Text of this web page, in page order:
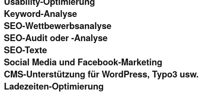
Keyword-Analyse
SEO-Wettbewerbsanalyse
SEO-Audit oder -Analyse
SEO-Texte
Social Media und Facebook-Marketing
CMS-Unterstützung für WordPress, Typo3 usw.
Ladezeiten-Optimierung